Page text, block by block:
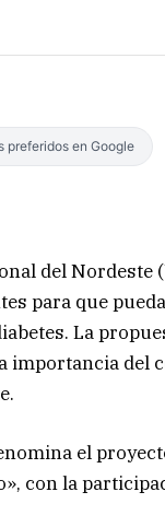
preferidos en Google
del Nordeste
para que
La
importancia del
el
con la